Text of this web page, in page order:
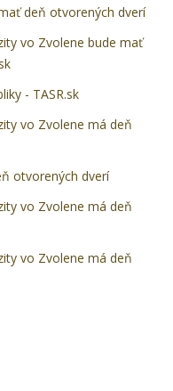
deň otvorených dverí
vo Zvolene bude mať
- TASR.sk
vo Zvolene má deň
otvorených dverí
vo Zvolene má deň
vo Zvolene má deň